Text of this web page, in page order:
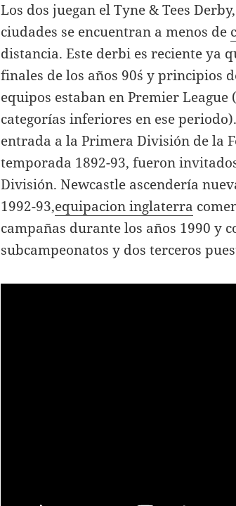
Los dos juegan el Tyne & Tees
ciudades se encuentran a menos de
distancia. Este derbi es reciente ya
finales de los años 90´s y principios
equipos estaban en Premier League
categorías inferiores en ese
entrada a la Primera División de la
temporada 1892-93, fueron
División. Newcastle ascendería
1992-93,equipacion inglaterra
campañas durante los años 1990 y
subcampeonatos y dos terceros